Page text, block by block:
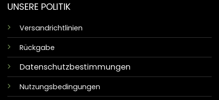
UNSERE POLITIK
Versandrichtlinien
Rückgabe
Datenschutzbestimmungen
Nutzungsbedingungen